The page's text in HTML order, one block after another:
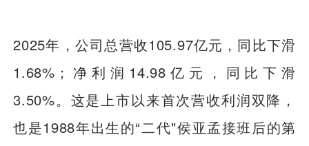
2025年，公司总营收105.97亿元，同比下滑
1.68%；净利润14.98亿元，同比下滑
3.50%。这是上市以来首次营收利润双降，
也是1988年出生的“二代"侯亚孟接班后的第